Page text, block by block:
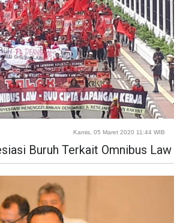
Kamis, 05 Maret 2020 11:44 WIB
Buruh Terkait Omnibus Law